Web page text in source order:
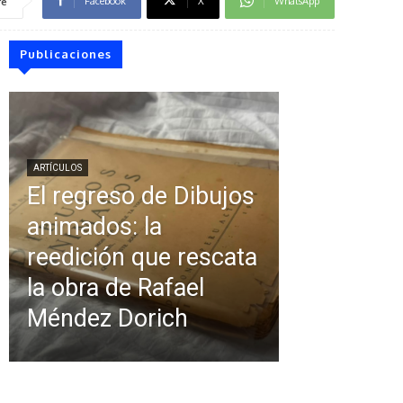
Publicaciones
ARTÍCULOS
El regreso de Dibujos
animados: la
reedición que rescata
la obra de Rafael
Méndez Dorich